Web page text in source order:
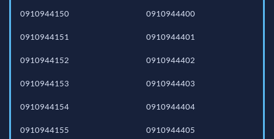
0910944150
0910944151
0910944152
0910944153
0910944154
0910944155
0910944400
0910944401
0910944402
0910944403
0910944404
0910944405